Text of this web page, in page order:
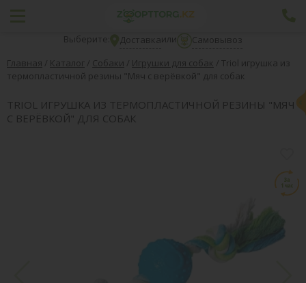
Выберите: Доставкаили
Самовывоз
Главная / Каталог / Собаки / Игрушки для собак / Triol игрушка из
термопластичной резины "Мяч с верёвкой" для собак
TRIOL ИГРУШКА ИЗ ТЕРМОПЛАСТИЧНОЙ РЕЗИНЫ "МЯЧ
С ВЕРЁВКОЙ" ДЛЯ СОБАК